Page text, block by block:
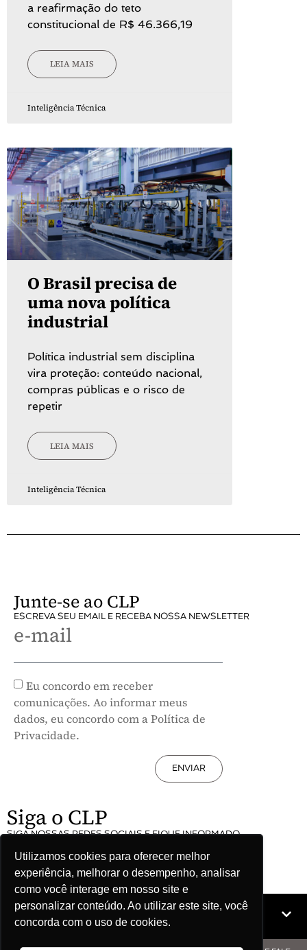
Utilizamos cookies para oferecer melhor
experiência, melhorar o desempenho, analisar
como você interage em nosso site e
personalizar conteúdo. Ao utilizar este site, você
concorda com o uso de cookies.
a reafirmação do teto
constitucional de R$ 46.366,19
LEIA MAIS
Inteligência Técnica
O Brasil precisa de
uma nova política
industrial
Política industrial sem disciplina
vira proteção: conteúdo nacional,
compras públicas e o risco de
repetir
LEIA MAIS
Inteligência Técnica
Junte-se ao CLP
ESCREVA SEU EMAIL E RECEBA NOSSA NEWSLETTER
e-mail
Eu concordo em receber
comunicações. Ao informar meus
dados, eu concordo com a Política de
Privacidade.
ENVIAR
Siga o CLP
SIGA NOSSAS REDES SOCIAIS E FIQUE INFORMADO
Mapa do site